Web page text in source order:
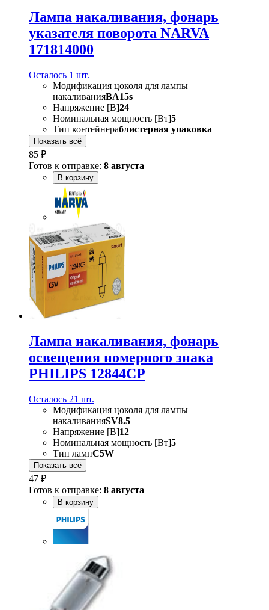
Лампа накаливания, фонарь
указателя поворота NARVA
171814000
Осталось 1 шт.
Модификация цоколя для лампы
накаливанияBA15s
Напряжение [В]24
Номинальная мощность [Вт]5
Тип контейнераблистерная упаковка
Показать всё
85 ₽
Готов к отправке: 8 августа
В корзину
Лампа накаливания, фонарь
освещения номерного знака
PHILIPS 12844CP
Осталось 21 шт.
Модификация цоколя для лампы
накаливанияSV8.5
Напряжение [В]12
Номинальная мощность [Вт]5
Тип лампC5W
Показать всё
47 ₽
Готов к отправке: 8 августа
В корзину